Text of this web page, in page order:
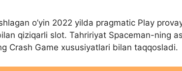
o’yin 2022 yilda pragmatic Play
qiziqarli slot. Tahririyat Spaceman-ning
Crash Game xususiyatlari bilan taqqosladi.